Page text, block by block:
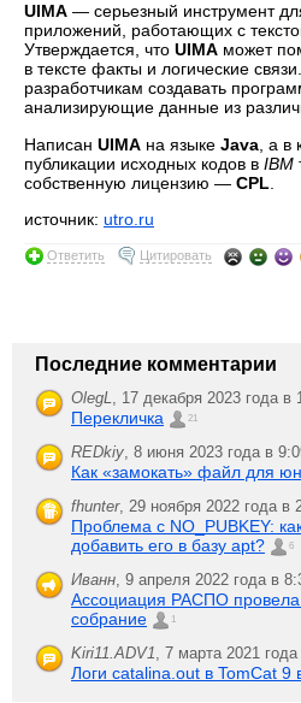
UIMA — серьезный инструмент
приложений, работающих с
Утверждается, что UIMA может
в тексте факты и логические
разработчикам создавать
анализирующие данные из
Написан UIMA на языке Java , а
публикации исходных кодов в IBM
собственную лицензию — CPL
источник: utro.ru
Ответить Цитировать
Последние комментарии
OlegL, 17 декабря 2023 года в
Перекличка 21
REDkiy, 8 июня 2023 года в
Как «замокать» файл для
fhunter, 29 ноября 2022 года в
Проблема с NO_PUBKEY:
добавить его в базу apt?
6
Иванн, 9 апреля 2022 года в
Ассоциация РАСПО провела
собрание
1
Kiri11.ADV1, 7 марта 2021
Логи catalina.out в TomCat 9